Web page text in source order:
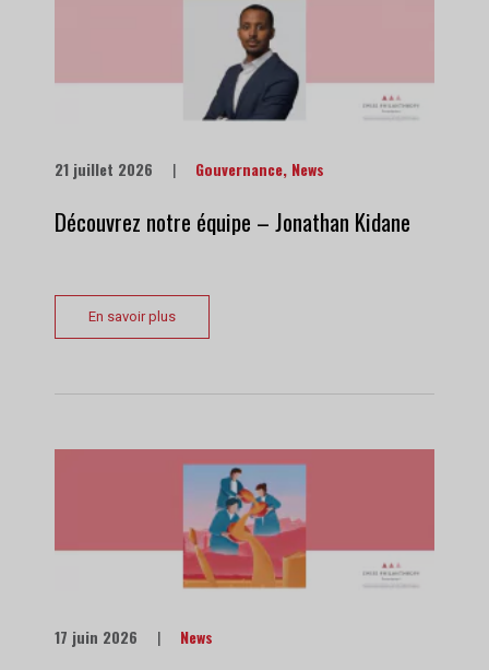
21 juillet 2026 | Gouvernance, News
Découvrez notre équipe – Jonathan Kidane
En savoir plus
17 juin 2026 | News